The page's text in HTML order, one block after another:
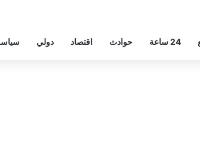
24 ساعة حوادث اقتصاد دولي